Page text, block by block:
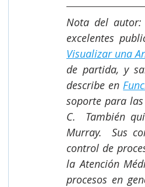
Nota del
excelentes
Visualizar una
de partida, y
describe en
soporte para
C.  También
Murray.  Sus
control de
la Atención
procesos en